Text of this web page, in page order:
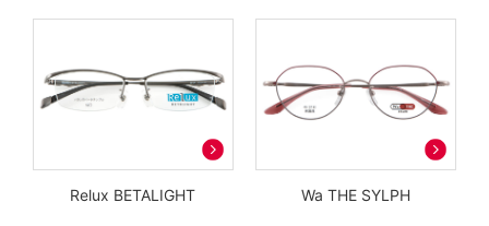
Relux BETALIGHT Wa THE SYLPH